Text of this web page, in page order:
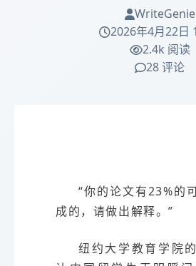
WriteGenie
2026年4月22日
2.4k 阅读
28 评论
“你的论文有23%的
成的，请做出解释。”
纽约大学教育学院